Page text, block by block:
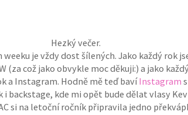
Hezký večer.
weeku je vždy dost šílených. Jako každý rok
(za což jako obvykle moc děkuji:) a jako
a Instagram. Hodně mě teď bavíInstagram
backstage, kde mi opět bude dělat vlasy
si na letoční ročník připravila jedno